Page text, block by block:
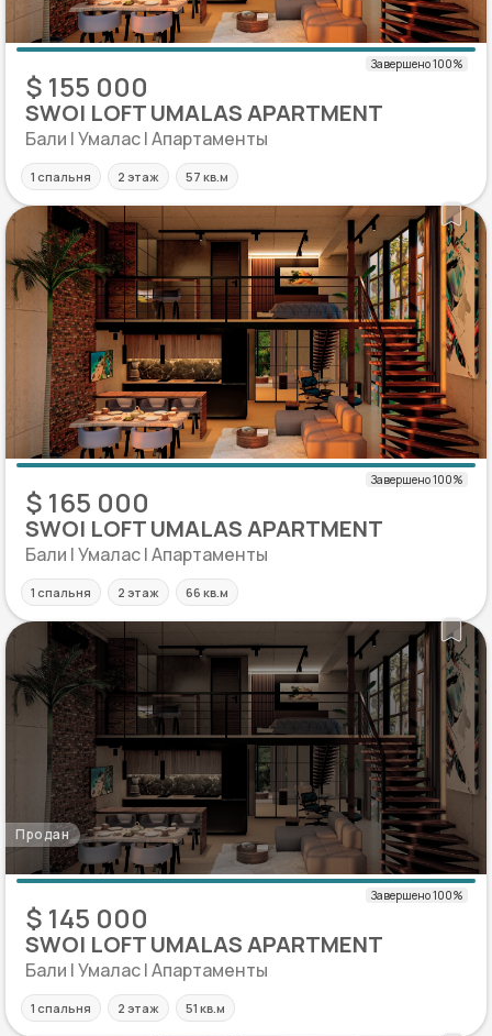
$ 155 000
SWOI LOFT UMALAS APARTMENT
Бали | Умалас | Апартаменты
1 спальня 2 этаж 57 кв.м
$ 165 000
SWOI LOFT UMALAS APARTMENT
Бали | Умалас | Апартаменты
1 спальня 2 этаж 66 кв.м
Продан
$ 145 000
SWOI LOFT UMALAS APARTMENT
Бали | Умалас | Апартаменты
1 спальня 2 этаж 51 кв.м